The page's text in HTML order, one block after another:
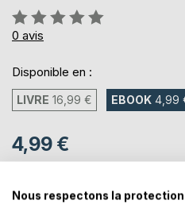
Évaluation:
0%
0 avis
Disponible en :
LIVRE 16,99 € EBOOK 4,99
4,99 €
TVA incluse
Téléchargement disponible dès
Nous respectons la